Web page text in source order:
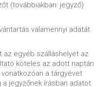
(továbbiakban: jegyző)
valamennyi adatát
az egyéb szálláshelyet az
köteles az adott naptári
a tárgyévet
a jegyzőnek írásban adatot